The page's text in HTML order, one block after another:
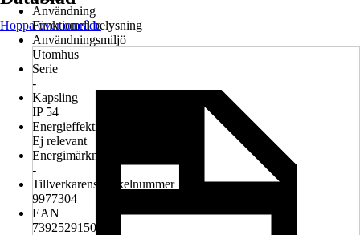
Användning
Funktionell belysning
Användningsmiljö
Utomhus
Serie
-
Kapsling
IP 54
Energieffektivitetsklass
Ej relevant
Energimärkningstyp
-
Tillverkarens artikelnummer
9977304
EAN
7392529150407
Hoppa över område